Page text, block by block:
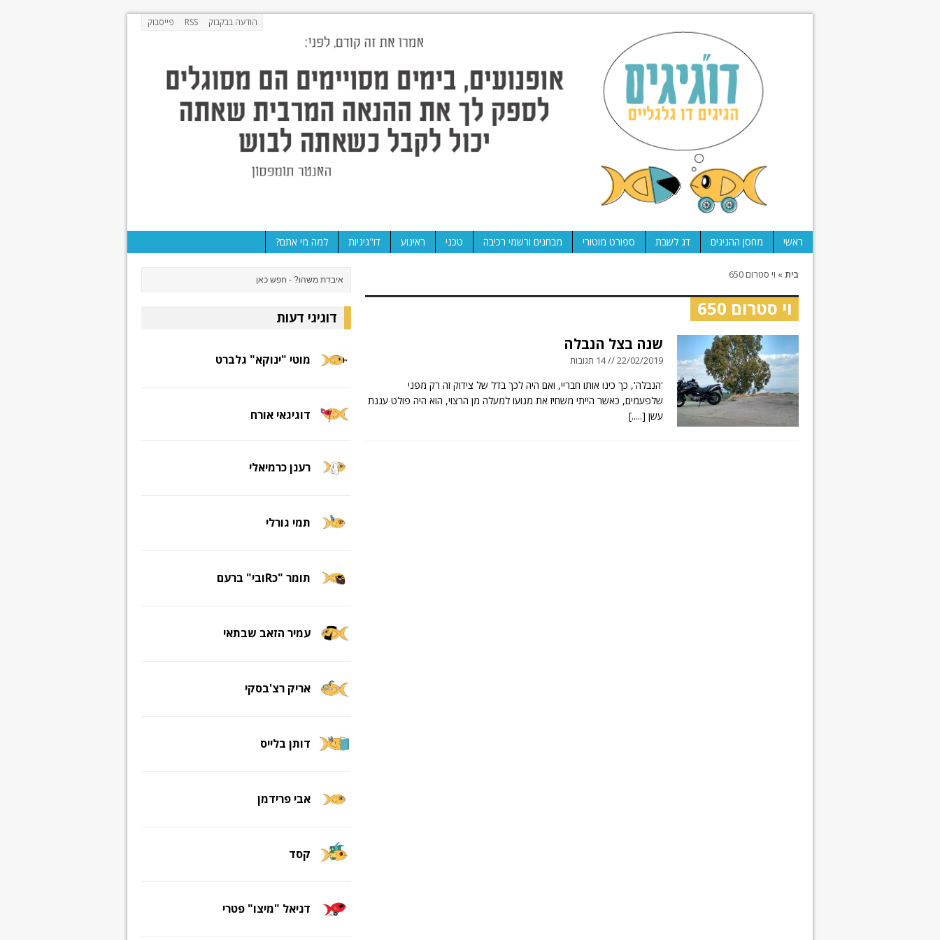
הודעה בבקבוק RSS פייסבוק
ראשי מחסן ההגיגים דג לשבת ספורט מוטורי מבחנים ורשמי רכיבה טכני ראינוע דו"גיגיות למה מי אתם?
בית» וי סטרום 650
וי סטרום 650
שנה בצל הנבלה
22/02/2019 // 14 תגובות
'הנבלה', כך כינו אותו חבריי, ואם היה לכך בדל של צידוק זה רק מפני
שלפעמים, כאשר הייתי משחיז את מנועו למעלה מן הרצוי, הוא היה פולט עננת
עשן [.....]
דוגיגי דעות
מוטי "ינוקא" גלברט
דוגיגאי אורח
רענן כרמיאלי
תמי גורלי
תומר "כRובי" ברעם
עמיר הזאב שבתאי
אריק רצ'בסקי
דותן בלייס
אבי פרידמן
קסד
דניאל "מיצו" פטרי